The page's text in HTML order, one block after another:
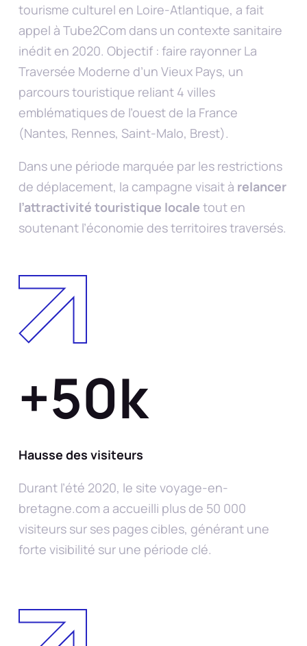
tourisme culturel en Loire-Atlantique, a fait
appel à Tube2Com dans un contexte sanitaire
inédit en 2020. Objectif : faire rayonner La
Traversée Moderne d’un Vieux Pays, un
parcours touristique reliant 4 villes
emblématiques de l’ouest de la France
(Nantes, Rennes, Saint-Malo, Brest).
Dans une période marquée par les restrictions
de déplacement, la campagne visait à relancer
l’attractivité touristique locale tout en
soutenant l’économie des territoires traversés.
+50k
Hausse des visiteurs
Durant l’été 2020, le site voyage-en-
bretagne.com a accueilli plus de 50 000
visiteurs sur ses pages cibles, générant une
forte visibilité sur une période clé.